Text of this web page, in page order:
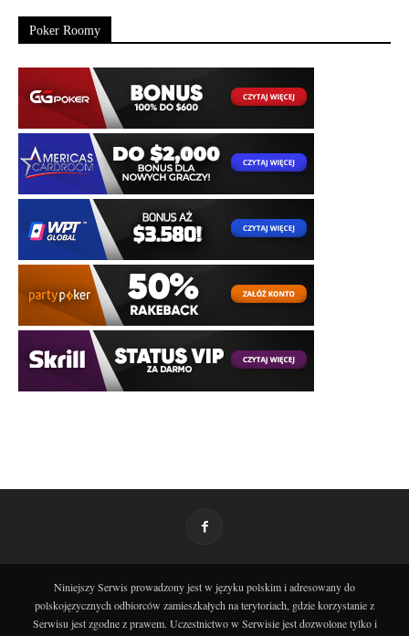
Poker Roomy
Niniejszy Serwis prowadzony jest w języku polskim i adresowany do
polskojęzycznych odbiorców zamieszkałych na terytoriach, gdzie korzystanie z
Serwisu jest zgodne z prawem. Uczestnictwo w Serwisie jest dozwolone tylko i